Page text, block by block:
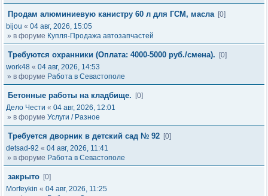
Продам алюминиевую канистру 60 л для ГСМ, масла [0]
bijou « 04 авг, 2026, 15:05
» в форуме Купля-Продажа автозапчастей
Требуются охранники (Оплата: 4000-5000 руб./смена).
[0]
work48 « 04 авг, 2026, 14:53
» в форуме Работа в Севастополе
Бетонные работы на кладбище.
[0]
Дело Чести « 04 авг, 2026, 12:01
» в форуме Услуги / Разное
Требуется дворник в детский сад № 92 [0]
detsad-92 « 04 авг, 2026, 11:41
» в форуме Работа в Севастополе
закрыто [0]
Morfeykin « 04 авг, 2026, 11:25